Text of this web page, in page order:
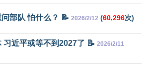
部队 怕什么？ 📝 2026/2/12 (60,296次)
习近平或等不到2027了 📝 2026/2/11